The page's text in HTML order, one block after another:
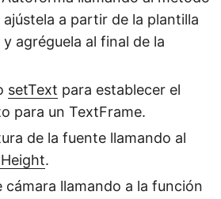
ajústela a partir de la plantilla
agréguela al final de la
setText para establecer el
para un TextFrame.
de la fuente llamando al
.
cámara llamando a la función